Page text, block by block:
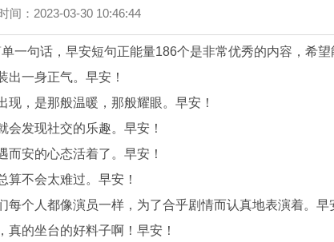
间：2023-03-30 10:46:44
一句话，早安短句正能量186个是非常优秀的内容，希望
出一身正气。早安！
现，是那般温暖，那般耀眼。早安！
会发现社交的乐趣。早安！
而安的心态活着了。早安！
算不会太难过。早安！
每个人都像演员一样，为了合乎剧情而认真地表演着。早
真的坐台的好料子啊！早安！